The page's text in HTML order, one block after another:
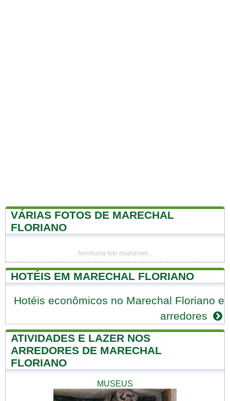
VÁRIAS FOTOS DE MARECHAL
FLORIANO
Nenhuma foto disponível...
HOTÉIS EM MARECHAL FLORIANO
Hotéis econômicos no Marechal Floriano e
arredores
ATIVIDADES E LAZER NOS
ARREDORES DE MARECHAL
FLORIANO
MUSEUS